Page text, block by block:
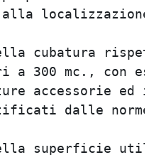
alla
cubatura
a 300 mc.,
dalle
della